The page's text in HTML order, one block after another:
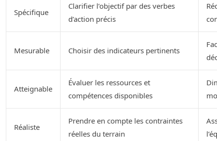
Spécifique
Clarifier l’objectif par des verbes
d’action précis
Mesurable Choisir des indicateurs pertinents
Atteignable
Évaluer les ressources et
compétences disponibles
Réaliste
Prendre en compte les contraintes
réelles du terrain